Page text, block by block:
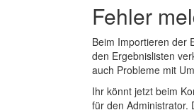
Fehler
Beim Importieren der
den Ergebnislisten
auch Probleme mit
Ihr könnt jetzt beim
für den Administrator.